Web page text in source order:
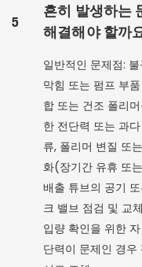
5
흔히 발생하는
해결해야 할까
일반적인 문제점:
막힘 또는 펌프 부
합 또는 건조 폴리
한 전단력 또는 과
류, 폴리머 변질 또
화(장기간 유휴 또
배출 튜브의 공기
크 밸브 점검 및 교
입량 확인을 위한
단력이 문제인 경